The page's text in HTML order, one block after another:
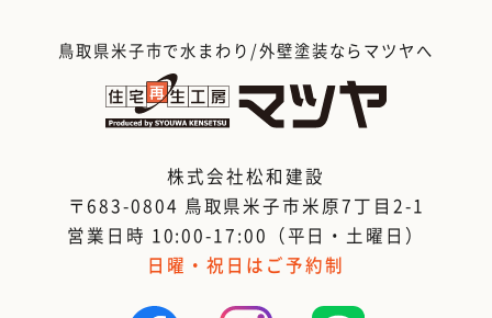
鳥取県米子市で水まわり/外壁塗装ならマツヤへ
株式会社松和建設
〒683-0804 鳥取県米子市米原7丁目2-1
営業日時 10:00-17:00（平日・土曜日）
日曜・祝日はご予約制